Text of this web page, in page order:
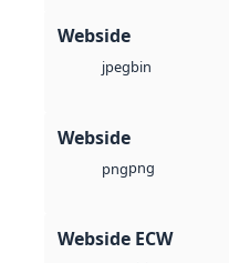
Webside
jpegbin
Webside
pngpng
Webside ECW